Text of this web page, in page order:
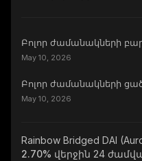
Բոլոր ժամանակների
May 10, 2026
Բոլոր ժամանակների
May 10, 2026
Rainbow Bridged DAI
2.70% վերջին 24